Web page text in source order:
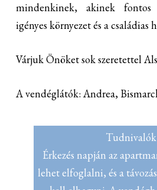
mindenkinek, akinek
igényes környezet és a családias
Várjuk Önöket sok szeretettel
A vendéglátók: Andrea,
Érkezés napján az
lehet elfoglalni, és a